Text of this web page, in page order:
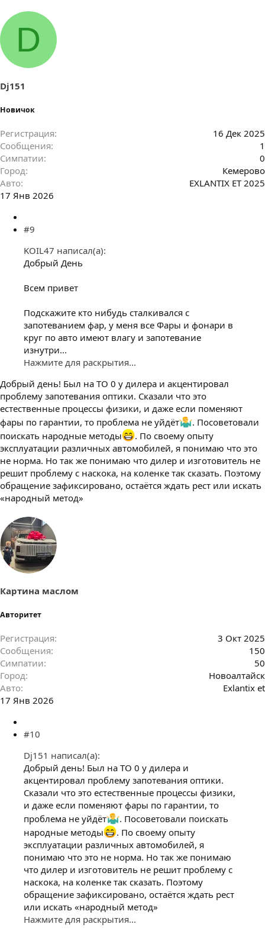
D
Dj151
Новичок
Регистрация
16 Дек 2025
Сообщения
1
Симпатии
0
Город
Кемерово
Авто
EXLANTIX ET 2025
17 Янв 2026
#9
KOIL47 написал(а):
Добрый День
Всем привет
Подскажите кто нибудь сталкивался с
запотеванием фар, у меня все Фары и фонари в
круг по авто имеют влагу и запотевание
изнутри...
Нажмите для раскрытия...
Добрый день! Был на ТО 0 у дилера и акцентировал
проблему запотевания оптики. Сказали что это
естественные процессы физики, и даже если поменяют
фары по гарантии, то проблема не уйдёт
. Посоветовали
поискать народные методы
. По своему опыту
эксплуатации различных автомобилей, я понимаю что это
не норма. Но так же понимаю что дилер и изготовитель не
решит проблему с наскока, на коленке так сказать. Поэтому
обращение зафиксировано, остаётся ждать рест или искать
«народный метод»
Картина маслом
Авторитет
Регистрация
3 Окт 2025
Сообщения
150
Симпатии
50
Город
Новоалтайск
Авто
Exlantix et
17 Янв 2026
#10
Dj151 написал(а):
Добрый день! Был на ТО 0 у дилера и
акцентировал проблему запотевания оптики.
Сказали что это естественные процессы физики,
и даже если поменяют фары по гарантии, то
проблема не уйдёт
. Посоветовали поискать
народные методы
. По своему опыту
эксплуатации различных автомобилей, я
понимаю что это не норма. Но так же понимаю
что дилер и изготовитель не решит проблему с
наскока, на коленке так сказать. Поэтому
обращение зафиксировано, остаётся ждать рест
или искать «народный метод»
Нажмите для раскрытия...